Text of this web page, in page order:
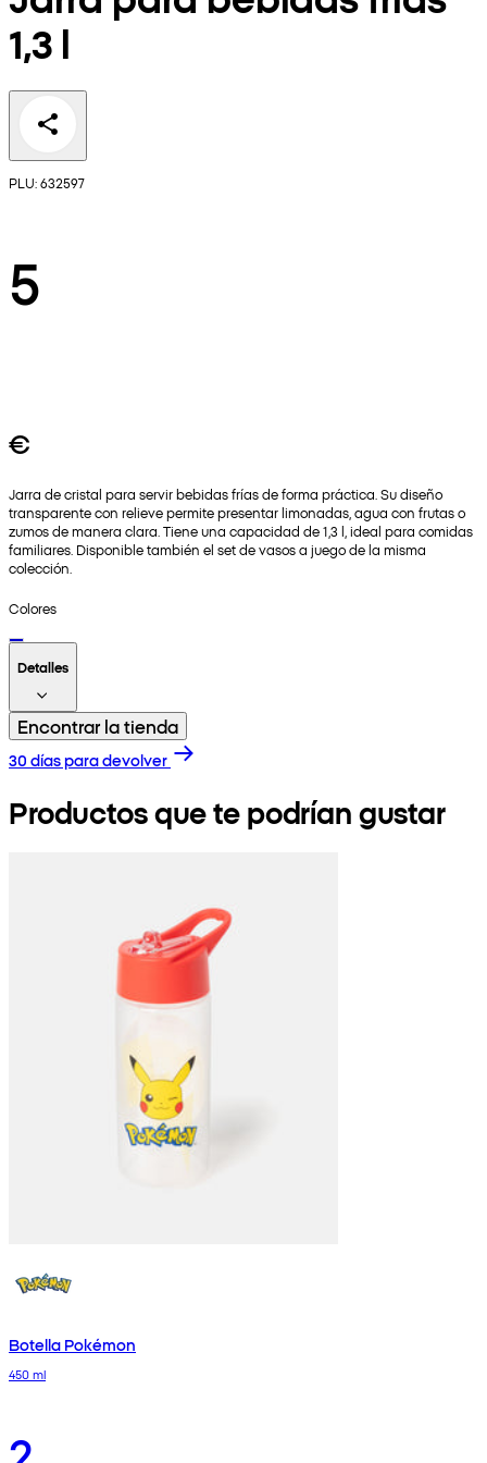
1,3 l
PLU: 632597
5
€
Jarra de cristal para servir bebidas frías de forma práctica. Su diseño
transparente con relieve permite presentar limonadas, agua con frutas o
zumos de manera clara. Tiene una capacidad de 1,3 l, ideal para comidas
familiares. Disponible también el set de vasos a juego de la misma
colección.
Colores
Detalles
Encontrar la tienda
30 días para devolver
Productos que te podrían gustar
Botella Pokémon
450 ml